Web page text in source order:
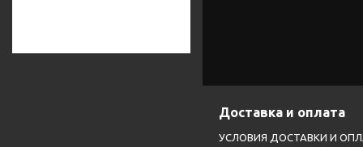
Доставка и оплата
УСЛОВИЯ ДОСТАВКИ И